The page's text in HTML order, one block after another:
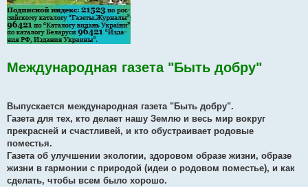
е
Международная газета "Быть добру"
Выпускается международная газета "Быть добру".
Газета для тех, кто делает нашу Землю и весь мир вокруг
прекрасней и счастливей, и кто обустраивает родовые
поместья.
Газета об улучшении экологии, здоровом образе жизни, образе
жизни в гармонии с природой (идеи о родовом поместье), и как
сделать, чтобы всем было хорошо.